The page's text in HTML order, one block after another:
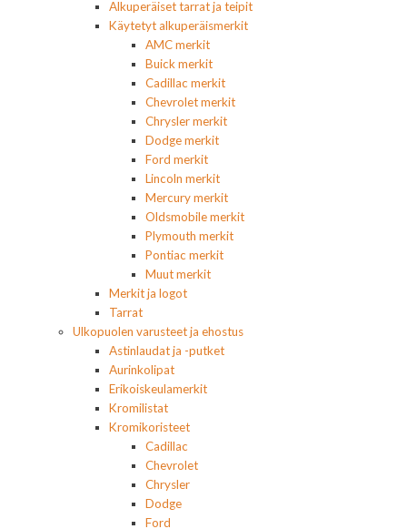
Alkuperäiset tarrat ja teipit
Käytetyt alkuperäismerkit
AMC merkit
Buick merkit
Cadillac merkit
Chevrolet merkit
Chrysler merkit
Dodge merkit
Ford merkit
Lincoln merkit
Mercury merkit
Oldsmobile merkit
Plymouth merkit
Pontiac merkit
Muut merkit
Merkit ja logot
Tarrat
Ulkopuolen varusteet ja ehostus
Astinlaudat ja -putket
Aurinkolipat
Erikoiskeulamerkit
Kromilistat
Kromikoristeet
Cadillac
Chevrolet
Chrysler
Dodge
Ford